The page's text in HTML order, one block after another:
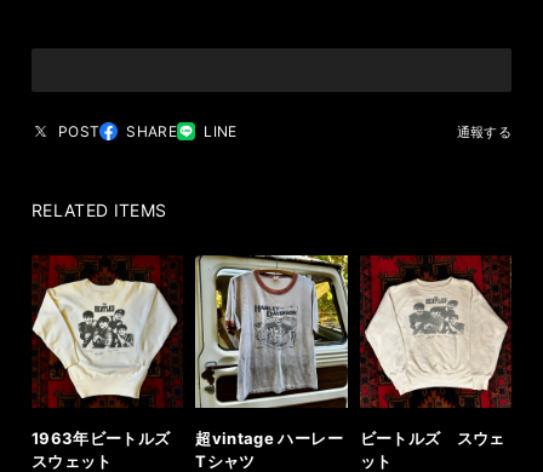
POST SHARE LINE 通報する
RELATED ITEMS
1963年ビートルズ
スウェット
超vintage ハーレー
Tシャツ
ビートルズ スウェ
ット